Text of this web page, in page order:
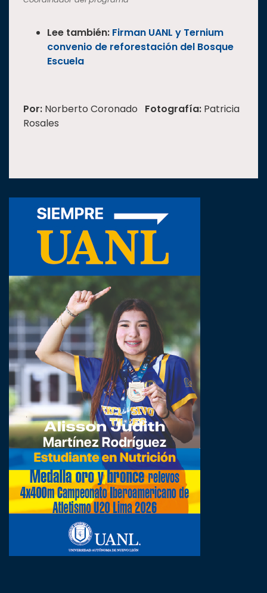
Lee también: Firman UANL y Ternium
convenio de reforestación del Bosque
Escuela
Por: Norberto Coronado Fotografía: Patricia
Rosales